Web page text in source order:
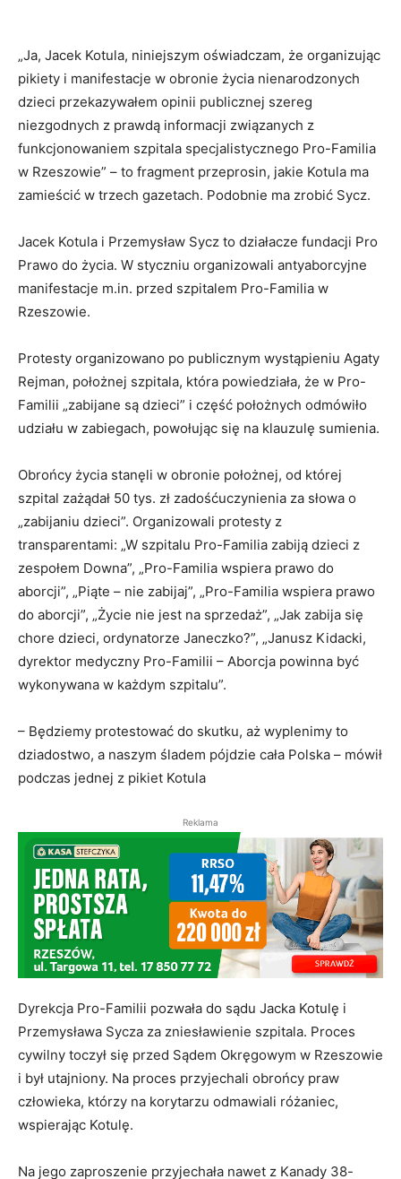
„Ja, Jacek Kotula, niniejszym oświadczam, że organizując
pikiety i manifestacje w obronie życia nienarodzonych
dzieci przekazywałem opinii publicznej szereg
niezgodnych z prawdą informacji związanych z
funkcjonowaniem szpitala specjalistycznego Pro-Familia
w Rzeszowie” – to fragment przeprosin, jakie Kotula ma
zamieścić w trzech gazetach. Podobnie ma zrobić Sycz.
Jacek Kotula i Przemysław Sycz to działacze fundacji Pro
Prawo do życia. W styczniu organizowali antyaborcyjne
manifestacje m.in. przed szpitalem Pro-Familia w
Rzeszowie.
Protesty organizowano po publicznym wystąpieniu Agaty
Rejman, położnej szpitala, która powiedziała, że w Pro-
Familii „zabijane są dzieci” i część położnych odmówiło
udziału w zabiegach, powołując się na klauzulę sumienia.
Obrońcy życia stanęli w obronie położnej, od której
szpital zażądał 50 tys. zł zadośćuczynienia za słowa o
„zabijaniu dzieci”. Organizowali protesty z
transparentami: „W szpitalu Pro-Familia zabiją dzieci z
zespołem Downa”, „Pro-Familia wspiera prawo do
aborcji”, „Piąte – nie zabijaj”, „Pro-Familia wspiera prawo
do aborcji”, „Życie nie jest na sprzedaż”, „Jak zabija się
chore dzieci, ordynatorze Janeczko?”, „Janusz Kidacki,
dyrektor medyczny Pro-Familii – Aborcja powinna być
wykonywana w każdym szpitalu”.
– Będziemy protestować do skutku, aż wyplenimy to
dziadostwo, a naszym śladem pójdzie cała Polska – mówił
podczas jednej z pikiet Kotula
Reklama
Dyrekcja Pro-Familii pozwała do sądu Jacka Kotulę i
Przemysława Sycza za zniesławienie szpitala. Proces
cywilny toczył się przed Sądem Okręgowym w Rzeszowie
i był utajniony. Na proces przyjechali obrońcy praw
człowieka, którzy na korytarzu odmawiali różaniec,
wspierając Kotulę.
Na jego zaproszenie przyjechała nawet z Kanady 38-